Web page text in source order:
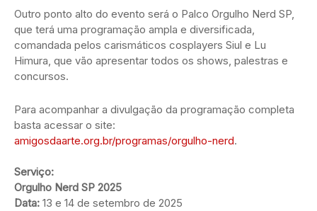
Outro ponto alto do evento será o Palco Orgulho Nerd SP,
que terá uma programação ampla e diversificada,
comandada pelos carismáticos cosplayers Siul e Lu
Himura, que vão apresentar todos os shows, palestras e
concursos.
Para acompanhar a divulgação da programação completa
basta acessar o site:
amigosdaarte.org.br/programas/orgulho-nerd.
Serviço:
Orgulho Nerd SP 2025
Data: 13 e 14 de setembro de 2025